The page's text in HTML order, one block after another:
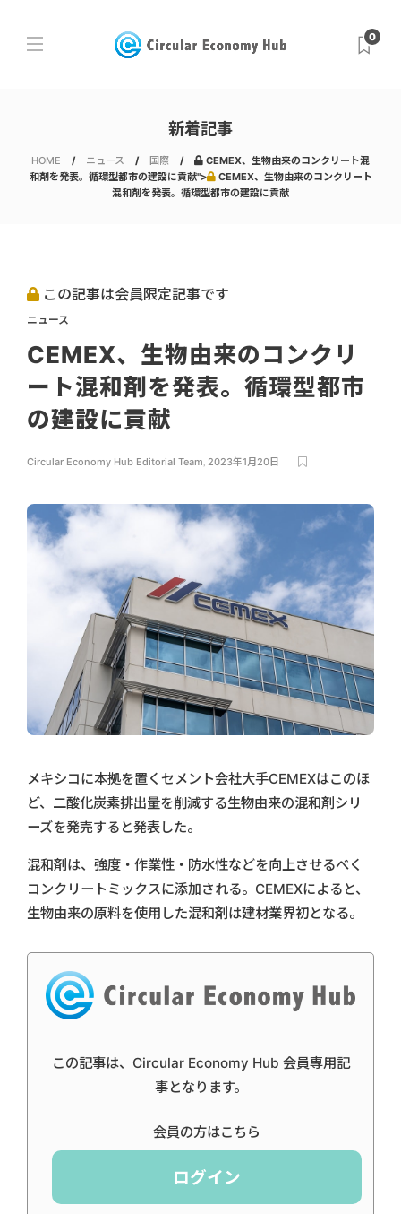
0
新着記事
HOME ニュース 国際
CEMEX、生物由来のコンクリート混
和剤を発表。循環型都市の建設に貢献">
CEMEX、生物由来のコンクリート
混和剤を発表。循環型都市の建設に貢献
この記事は会員限定記事です
ニュース
CEMEX、生物由来のコンクリ
ート混和剤を発表。循環型都市
の建設に貢献
Circular Economy Hub Editorial Team, 2023年1月20日
メキシコに本拠を置くセメント会社大手CEMEXはこのほ
ど、二酸化炭素排出量を削減する生物由来の混和剤シリ
ーズを発売すると発表した。
混和剤は、強度・作業性・防水性などを向上させるべく
コンクリートミックスに添加される。CEMEXによると、
生物由来の原料を使用した混和剤は建材業界初となる。
この記事は、Circular Economy Hub 会員専用記
事となります。
会員の方はこちら
ログイン